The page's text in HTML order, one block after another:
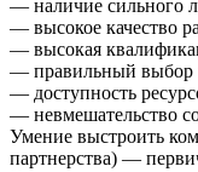
— наличие сильного
— высокое качество
— высокая
— правильный выбор
— доступность
— невмешательство
Умение выстроить
партнерства) —